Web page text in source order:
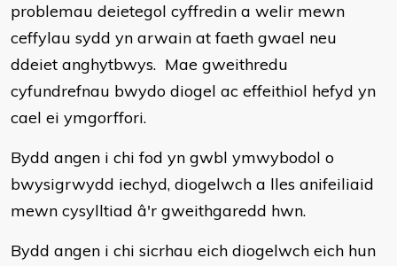
problemau deietegol cyffredin a welir mewn
ceffylau sydd yn arwain at faeth gwael neu
ddeiet anghytbwys. Mae gweithredu
cyfundrefnau bwydo diogel ac effeithiol hefyd yn
cael ei ymgorffori.
Bydd angen i chi fod yn gwbl ymwybodol o
bwysigrwydd iechyd, diogelwch a lles anifeiliaid
mewn cysylltiad â'r gweithgaredd hwn.
Bydd angen i chi sicrhau eich diogelwch eich hun